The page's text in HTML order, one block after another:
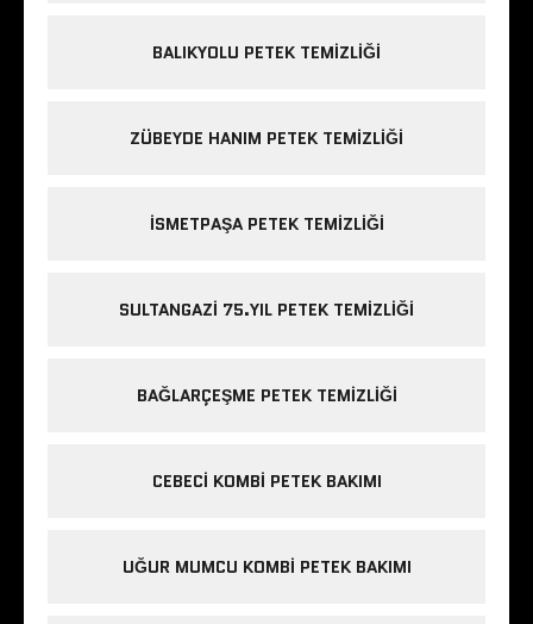
BALIKYOLU PETEK TEMIZLIĞI
ZÜBEYDE HANIM PETEK TEMIZLIĞI
ISMETPAŞA PETEK TEMIZLIĞI
SULTANGAZI 75.YIL PETEK TEMIZLIĞI
BAĞLARÇEŞME PETEK TEMIZLIĞI
CEBECI KOMBI PETEK BAKIMI
UĞUR MUMCU KOMBI PETEK BAKIMI